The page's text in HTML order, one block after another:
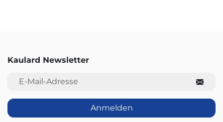
Kaulard Newsletter
E-Mail-Adresse
Anmelden